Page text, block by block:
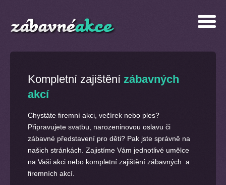
Kompletní zajištění zábavných
akcí
Chystáte firemní akci, večírek nebo ples?
Připravujete svatbu, narozeninovou oslavu či
zábavné představení pro děti? Pak jste správně na
našich stránkách. Zajistíme Vám jednotlivé umělce
na Vaši akci nebo kompletní zajištění zábavných a
firemních akcí.